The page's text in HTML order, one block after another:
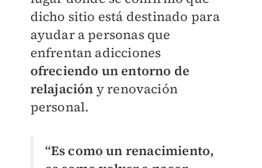
dicho sitio está destinado para
ayudar a personas que
enfrentan adicciones
ofreciendo un entorno de
relajación y renovación
personal.
“Es como un renacimiento,